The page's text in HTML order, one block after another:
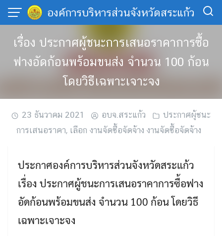
Skip
content
องค์การบริหารส่วนจังหวัดสระแก้ว
เรื่อง ประกาศผู้ชนะการเสนอราคาการซื้อ
ฟางอัดก้อนพร้อมขนส่ง จำนวน 100 ก้อน
โดยวิธีเฉพาะเจาะจง
23 ธันวาคม 2021 อบจ.สระแก้ว
ประกาศผู้ชนะ
การเสนอราคา, เลือก งานจัดซื้อจัดจ้าง งานจัดซื้อจัดจ้าง
ประกาศองค์การบริหารส่วนจังหวัดสระแก้ว
เรื่อง ประกาศผู้ชนะการเสนอราคาการซื้อฟาง
อัดก้อนพร้อมขนส่ง จำนวน 100 ก้อน โดยวิธี
เฉพาะเจาะจง